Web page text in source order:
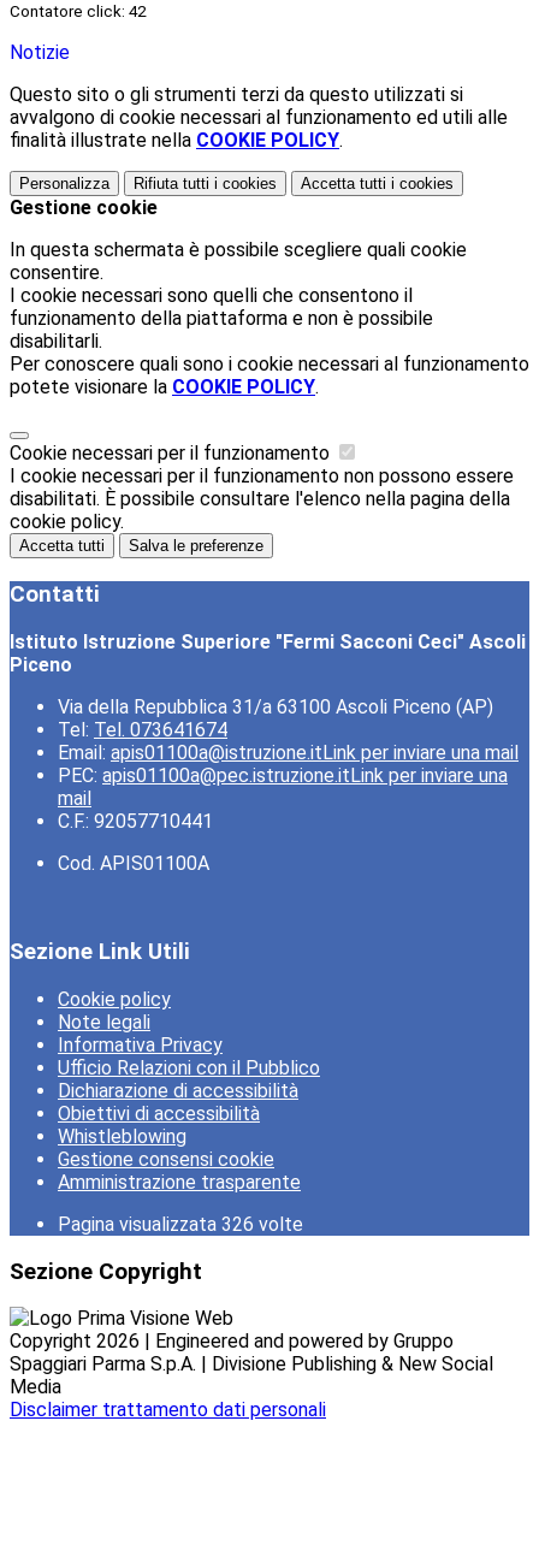
Contatore click: 42
Notizie
Questo sito o gli strumenti terzi da questo utilizzati si
avvalgono di cookie necessari al funzionamento ed utili alle
finalità illustrate nella COOKIE POLICY.
Personalizza Rifiuta tutti i cookies Accetta tutti i cookies
Gestione cookie
In questa schermata è possibile scegliere quali cookie
consentire.
I cookie necessari sono quelli che consentono il
funzionamento della piattaforma e non è possibile
disabilitarli.
Per conoscere quali sono i cookie necessari al funzionamento
potete visionare la COOKIE POLICY.
Cookie necessari per il funzionamento
I cookie necessari per il funzionamento non possono essere
disabilitati. È possibile consultare l'elenco nella pagina della
cookie policy.
Accetta tutti Salva le preferenze
Contatti
Istituto Istruzione Superiore "Fermi Sacconi Ceci" Ascoli
Piceno
Via della Repubblica 31/a 63100 Ascoli Piceno (AP)
Tel: Tel. 073641674
Email: apis01100a@istruzione.itLink per inviare una mail
PEC: apis01100a@pec.istruzione.itLink per inviare una
mail
C.F.: 92057710441
Cod. APIS01100A
Sezione Link Utili
Cookie policy
Note legali
Informativa Privacy
Ufficio Relazioni con il Pubblico
Dichiarazione di accessibilità
Obiettivi di accessibilità
Whistleblowing
Gestione consensi cookie
Amministrazione trasparente
Pagina visualizzata 326 volte
Sezione Copyright
Copyright 2026 | Engineered and powered by Gruppo
Spaggiari Parma S.p.A. | Divisione Publishing & New Social
Media
Disclaimer trattamento dati personali